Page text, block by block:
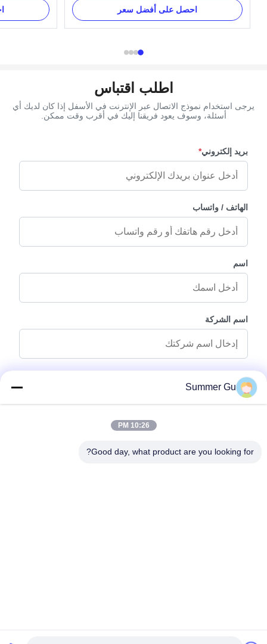
TX-Model H9080 Material Plastic (PP) Color
Gold, silver, copper, as your order Delivery Time
30 days after the order confirmed Payment Term
احصل على أفضل سعر
nuts. And we
Name TX-
Metal Color
اطلب اقتباس
يرجى استخدام نموذج الاتصال عبر الإنترنت في الأسفل إذا كان لديك أي
أسئلة، وسوف يعود فريقنا إليك في أقرب وقت ممكن.
بريد إلكتروني*
الهاتف / واتساب
اسم
اسم الشركة
رسالة استفسار
Summer Gu
10:26 PM
Good day, what product are you looking for?